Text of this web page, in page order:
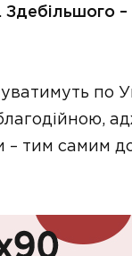
Здебільшого
по
– тим самим